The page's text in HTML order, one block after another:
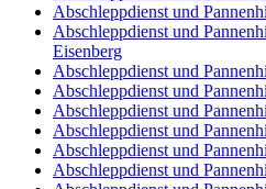
Abschleppdienst und
Abschleppdienst und
Eisenberg
Abschleppdienst und
Abschleppdienst und
Abschleppdienst und
Abschleppdienst und
Abschleppdienst und
Abschleppdienst und